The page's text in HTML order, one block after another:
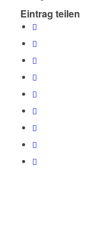
Eintrag teilen